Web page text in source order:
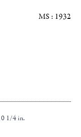
MS : 1932
1/4 in.